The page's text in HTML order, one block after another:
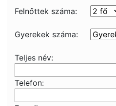
Felnőttek száma:
Gyerekek száma:
Teljes név:
Telefon: